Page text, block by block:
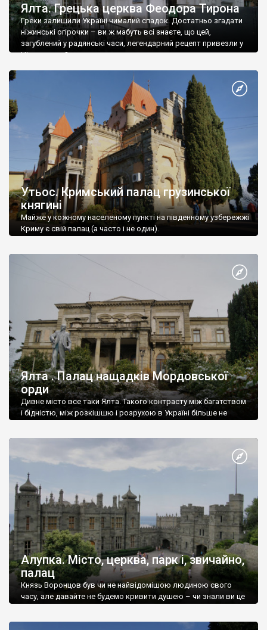
Ялта. Грецька церква Феодора Тирона
Греки залишили Україні чималий спадок. Достатньо згадати
ніжинські огірочки – ви ж мабуть всі знаєте, що цей,
загублений у радянські часи, легендарний рецепт привезли у
Ніжин греки?
Утьос. Кримський палац грузинської
княгині
Майже у кожному населеному пункті на південному узбережжі
Криму є свій палац (а часто і не один).
Ялта . Палац нащадків Мордовської
орди
Дивне місто все таки Ялта. Такого контрасту між багатством
і бідністю, між розкішшю і розрухою в Україні більше не
Алупка. Місто, церква, парк і, звичайно,
палац
Князь Воронцов був чи не найвідомішою людиною свого
часу, але давайте не будемо кривити душею – чи знали ви це